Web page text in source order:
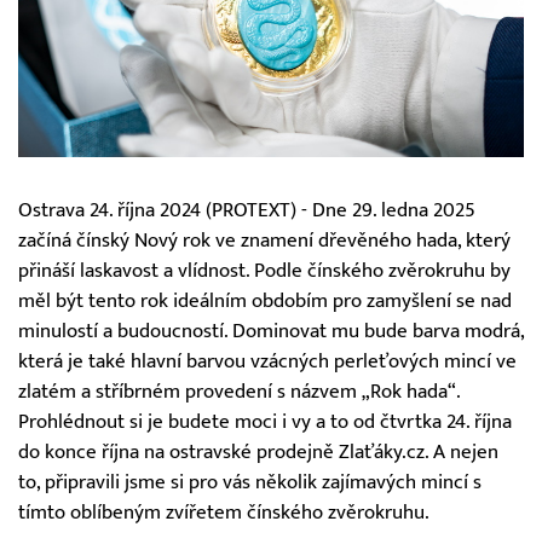
Ostrava 24. října 2024 (PROTEXT) - Dne 29. ledna 2025
začíná čínský Nový rok ve znamení dřevěného hada, který
přináší laskavost a vlídnost. Podle čínského zvěrokruhu by
měl být tento rok ideálním obdobím pro zamyšlení se nad
minulostí a budoucností. Dominovat mu bude barva modrá,
která je také hlavní barvou vzácných perleťových mincí ve
zlatém a stříbrném provedení s názvem „Rok hada“.
Prohlédnout si je budete moci i vy a to od čtvrtka 24. října
do konce října na ostravské prodejně Zlaťáky.cz. A nejen
to, připravili jsme si pro vás několik zajímavých mincí s
tímto oblíbeným zvířetem čínského zvěrokruhu.